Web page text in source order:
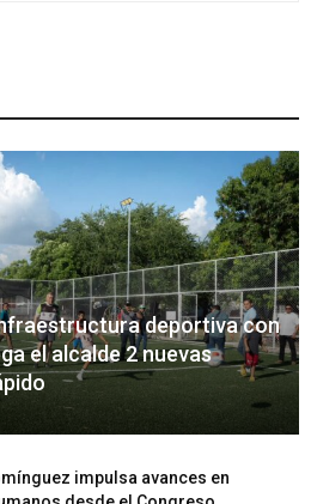
deportiva con
el alcalde 2 nuevas
impulsa avances en